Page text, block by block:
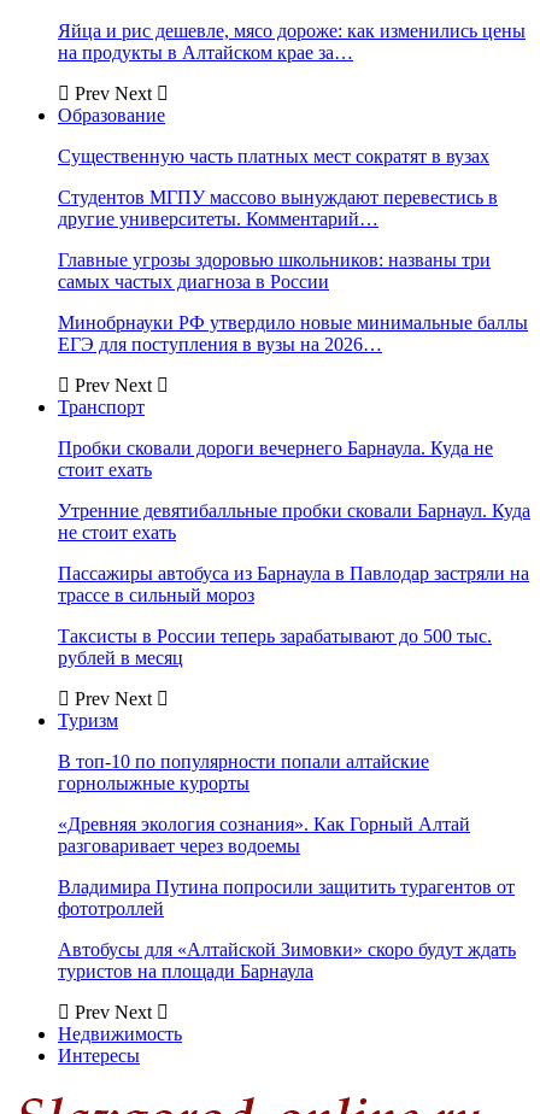
Яйца и рис дешевле, мясо дороже: как изменились цены
на продукты в Алтайском крае за…
Prev Next
Образование
Существенную часть платных мест сократят в вузах
Студентов МГПУ массово вынуждают перевестись в
другие университеты. Комментарий…
Главные угрозы здоровью школьников: названы три
самых частых диагноза в России
Минобрнауки РФ утвердило новые минимальные баллы
ЕГЭ для поступления в вузы на 2026…
Prev Next
Транспорт
Пробки сковали дороги вечернего Барнаула. Куда не
стоит ехать
Утренние девятибалльные пробки сковали Барнаул. Куда
не стоит ехать
Пассажиры автобуса из Барнаула в Павлодар застряли на
трассе в сильный мороз
Таксисты в России теперь зарабатывают до 500 тыс.
рублей в месяц
Prev Next
Туризм
В топ-10 по популярности попали алтайские
горнолыжные курорты
«Древняя экология сознания». Как Горный Алтай
разговаривает через водоемы
Владимира Путина попросили защитить турагентов от
фототроллей
Автобусы для «Алтайской Зимовки» скоро будут ждать
туристов на площади Барнаула
Prev Next
Недвижимость
Интересы